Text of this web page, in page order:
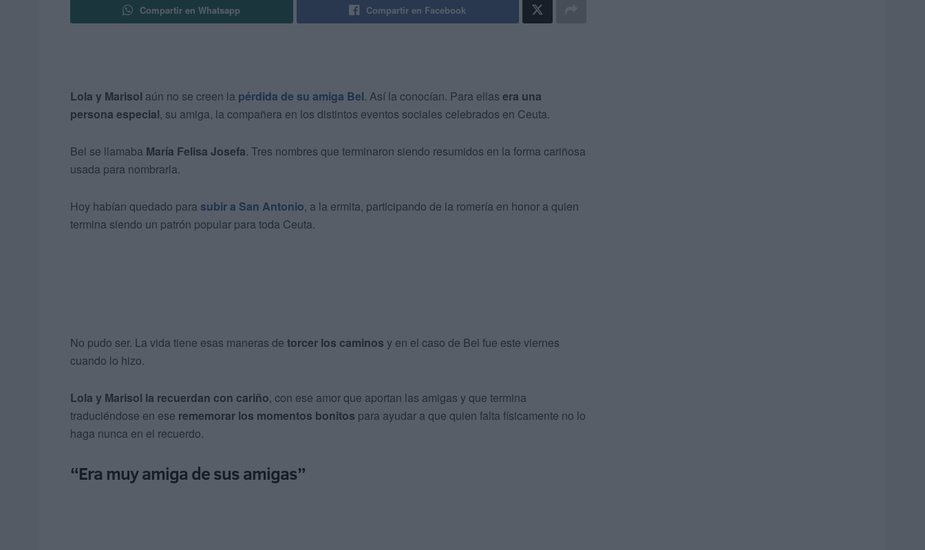
Compartir en Whatsapp Compartir en Facebook
Lola y Marisol aún no se creen la pérdida de su amiga Bel. Así la conocían. Para ellas era una
persona especial, su amiga, la compañera en los distintos eventos sociales celebrados en Ceuta.
Bel se llamaba María Felisa Josefa. Tres nombres que terminaron siendo resumidos en la forma cariñosa
usada para nombrarla.
Hoy habían quedado para subir a San Antonio, a la ermita, participando de la romería en honor a quien
termina siendo un patrón popular para toda Ceuta.
No pudo ser. La vida tiene esas maneras de torcer los caminos y en el caso de Bel fue este viernes
cuando lo hizo.
Lola y Marisol la recuerdan con cariño, con ese amor que aportan las amigas y que termina
traduciéndose en ese rememorar los momentos bonitos para ayudar a que quien falta físicamente no lo
haga nunca en el recuerdo.
“Era muy amiga de sus amigas”